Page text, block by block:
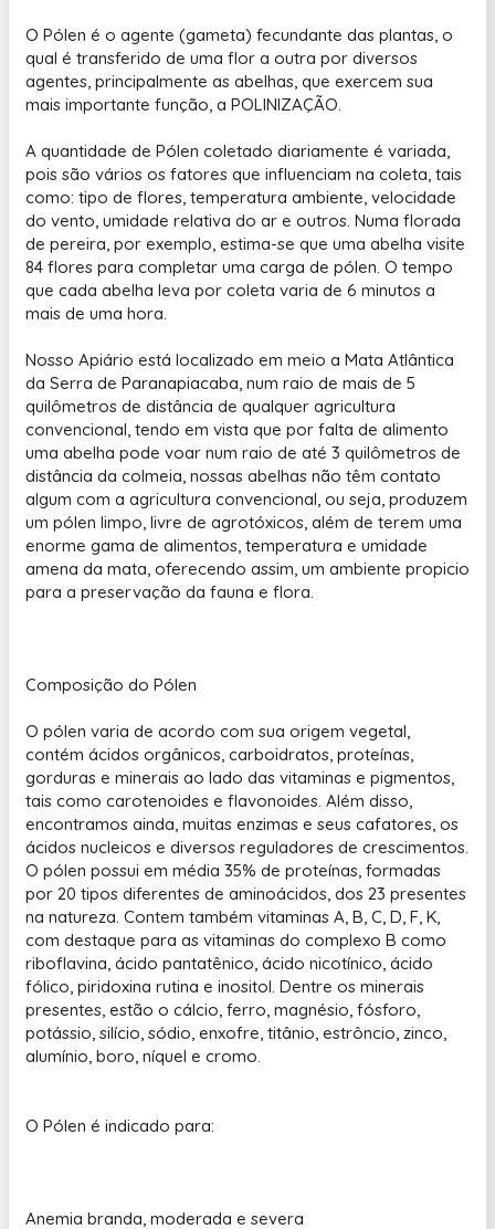
O Pólen é o agente (gameta) fecundante das plantas, o
qual é transferido de uma flor a outra por diversos
agentes, principalmente as abelhas, que exercem sua
mais importante função, a POLINIZAÇÃO.
A quantidade de Pólen coletado diariamente é variada,
pois são vários os fatores que influenciam na coleta, tais
como: tipo de flores, temperatura ambiente, velocidade
do vento, umidade relativa do ar e outros. Numa florada
de pereira, por exemplo, estima-se que uma abelha visite
84 flores para completar uma carga de pólen. O tempo
que cada abelha leva por coleta varia de 6 minutos a
mais de uma hora.
Nosso Apiário está localizado em meio a Mata Atlântica
da Serra de Paranapiacaba, num raio de mais de 5
quilômetros de distância de qualquer agricultura
convencional, tendo em vista que por falta de alimento
uma abelha pode voar num raio de até 3 quilômetros de
distância da colmeia, nossas abelhas não têm contato
algum com a agricultura convencional, ou seja, produzem
um pólen limpo, livre de agrotóxicos, além de terem uma
enorme gama de alimentos, temperatura e umidade
amena da mata, oferecendo assim, um ambiente propicio
para a preservação da fauna e flora.
Composição do Pólen
O pólen varia de acordo com sua origem vegetal,
contém ácidos orgânicos, carboidratos, proteínas,
gorduras e minerais ao lado das vitaminas e pigmentos,
tais como carotenoides e flavonoides. Além disso,
encontramos ainda, muitas enzimas e seus cafatores, os
ácidos nucleicos e diversos reguladores de crescimentos.
O pólen possui em média 35% de proteínas, formadas
por 20 tipos diferentes de aminoácidos, dos 23 presentes
na natureza. Contem também vitaminas A, B, C, D, F, K,
com destaque para as vitaminas do complexo B como
riboflavina, ácido pantatênico, ácido nicotínico, ácido
fólico, piridoxina rutina e inositol. Dentre os minerais
presentes, estão o cálcio, ferro, magnésio, fósforo,
potássio, silício, sódio, enxofre, titânio, estrôncio, zinco,
alumínio, boro, níquel e cromo.
O Pólen é indicado para:
Anemia branda, moderada e severa